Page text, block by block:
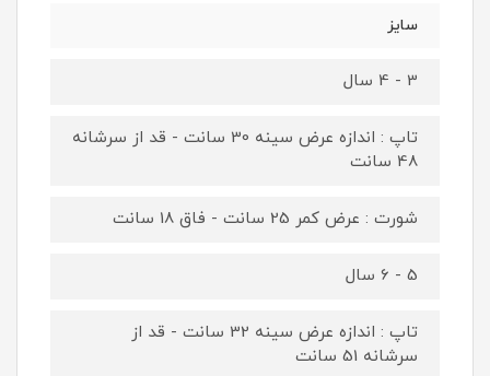
سایز
3 - 4 سال
تاپ : اندازه عرض سینه 30 سانت - قد از سرشانه
48 سانت
شورت : عرض کمر 25 سانت - فاق 18 سانت
5 - 6 سال
تاپ : اندازه عرض سینه 32 سانت - قد از
سرشانه 51 سانت